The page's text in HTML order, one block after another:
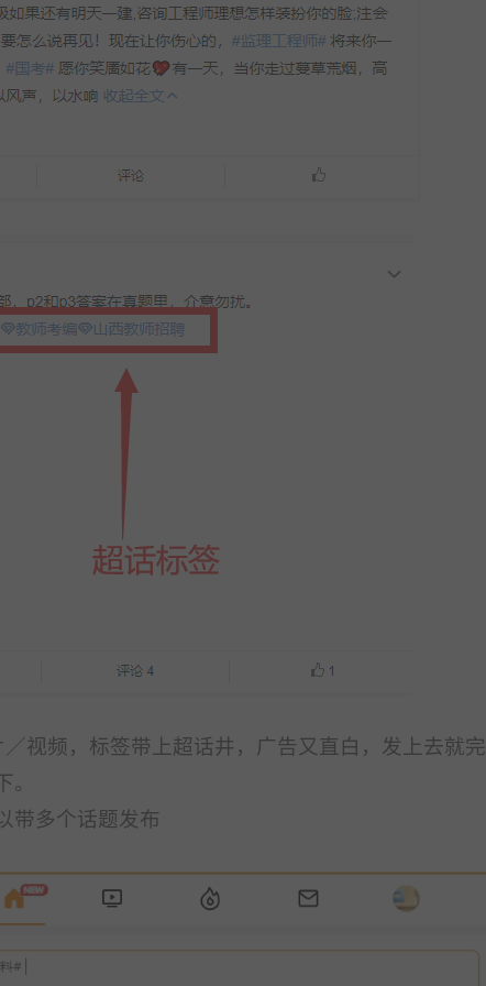
视频，标签带上超话井，广告又直白，发上去就完
。
带多个话题发布